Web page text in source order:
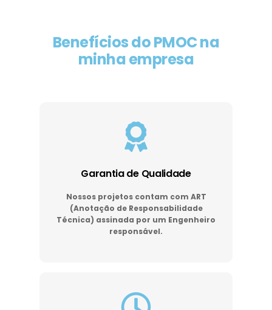
Benefícios do PMOC na
minha empresa
Garantia de Qualidade
Nossos projetos contam com ART
(Anotação de Responsabilidade
Técnica) assinada por um Engenheiro
responsável.